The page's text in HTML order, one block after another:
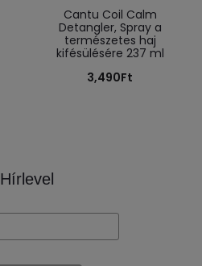
Cantu Coil Calm
Detangler, Spray a
természetes haj
kifésülésére 237 ml
3,490Ft
Hírlevel